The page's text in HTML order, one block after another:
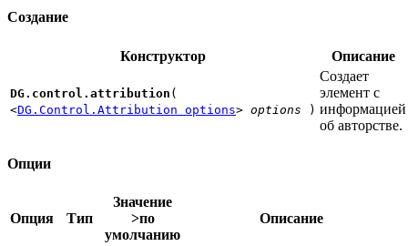
Создание
Конструктор Описание
DG.control.attribution (
<DG.Control.Attribution options> options )
Создает
элемент с
информацией
об авторстве.
Опции
Опция Тип
Значение
>по
умолчанию
Описание